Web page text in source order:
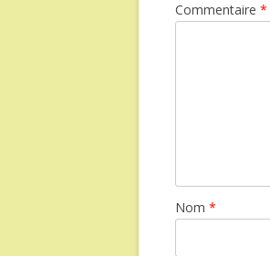
Commentaire *
Nom *